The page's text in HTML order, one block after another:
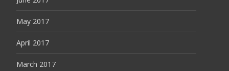
May 2017
April 2017
March 2017